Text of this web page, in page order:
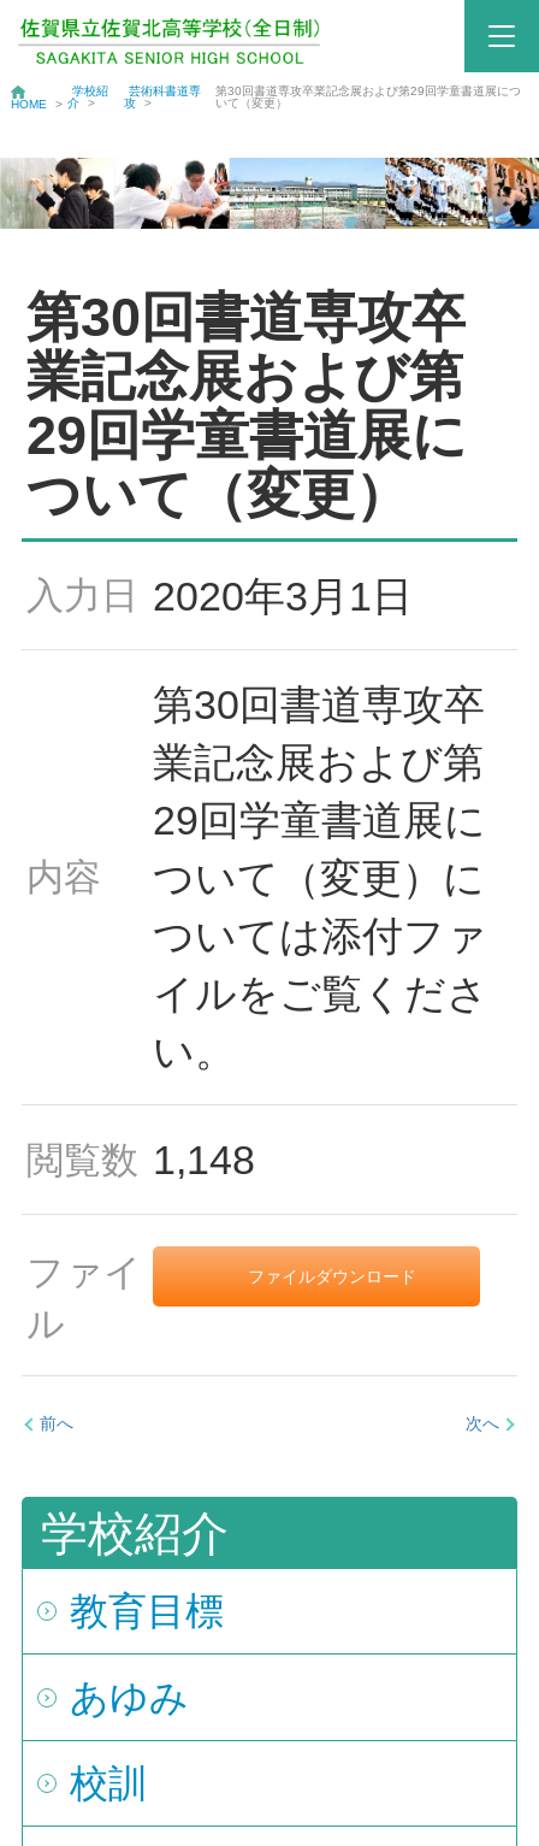
HOME >
学校紹
介
>
芸術科書道専
攻
>
第30回書道専攻卒業記念展および第29回学童書道展につ
いて（変更）
第30回書道専攻卒
業記念展および第
29回学童書道展に
ついて（変更）
入力日 2020年3月1日
内容
第30回書道専攻卒
業記念展および第
29回学童書道展に
ついて（変更）に
ついては添付ファ
イルをご覧くださ
い。
閲覧数 1,148
ファイ
ル
ファイルダウンロード
前へ 次へ
学校紹介
教育目標
あゆみ
校訓